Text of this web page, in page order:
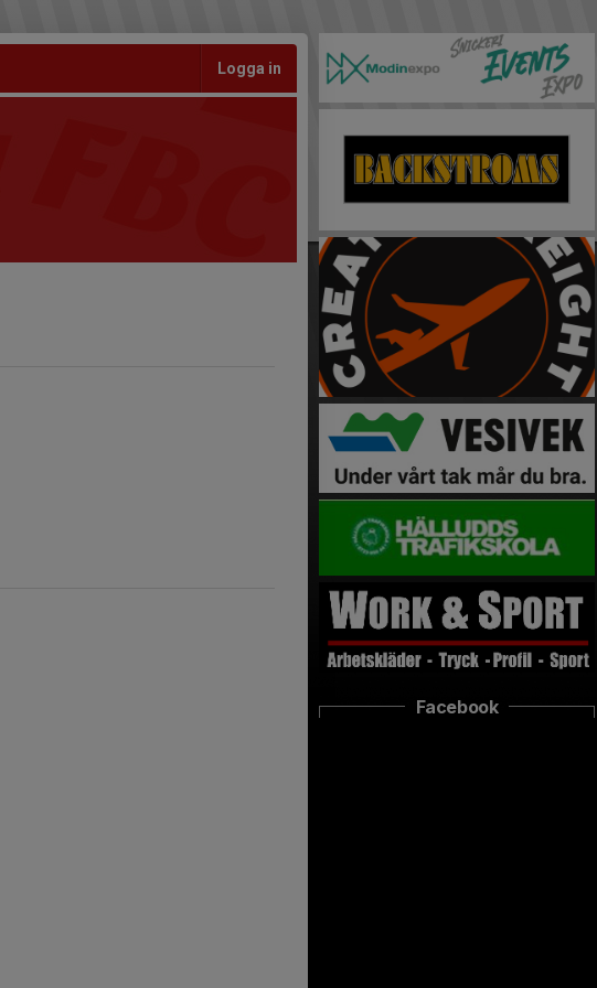
Logga in
Facebook